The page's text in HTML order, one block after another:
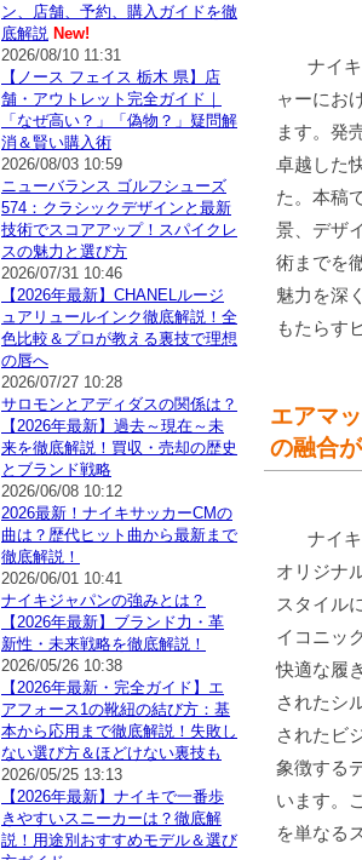
ナイ
ャーにお
ます。発
卓越した
た。本稿
景、デザ
術までを
魅力を深
もたらす
エアマ
の融合
ナイ
オリジナ
スタイル
イコニッ
快適な履
されたシ
されたビ
象徴する
います。
を単なる
ン、店舗、予約、購入ガイドを徹
底解説 New!
2026/08/10 11:31
【ノース フェイス 栃木 県】店
舗・アウトレット完全ガイド｜
「なぜ高い？」「偽物？」疑問解
消＆賢い購入術
2026/08/03 10:59
ニューバランス ゴルフシューズ
574：クラシックデザインと最新
技術でスコアアップ！スパイクレ
スの魅力と選び方
2026/07/31 10:46
【2026年最新】CHANELルージ
ュアリュールインク徹底解説！全
色比較＆プロが教える裏技で理想
の唇へ
2026/07/27 10:28
サロモンとアディダスの関係は？
【2026年最新】過去～現在～未
来を徹底解説！買収・売却の歴史
とブランド戦略
2026/06/08 10:12
2026最新！ナイキサッカーCMの
曲は？歴代ヒット曲から最新まで
徹底解説！
2026/06/01 10:41
ナイキジャパンの強みとは？
【2026年最新】ブランド力・革
新性・未来戦略を徹底解説！
2026/05/26 10:38
【2026年最新・完全ガイド】エ
アフォース1の靴紐の結び方：基
本から応用まで徹底解説！失敗し
ない選び方＆ほどけない裏技も
2026/05/25 13:13
【2026年最新】ナイキで一番歩
きやすいスニーカーは？徹底解
説！用途別おすすめモデル＆選び